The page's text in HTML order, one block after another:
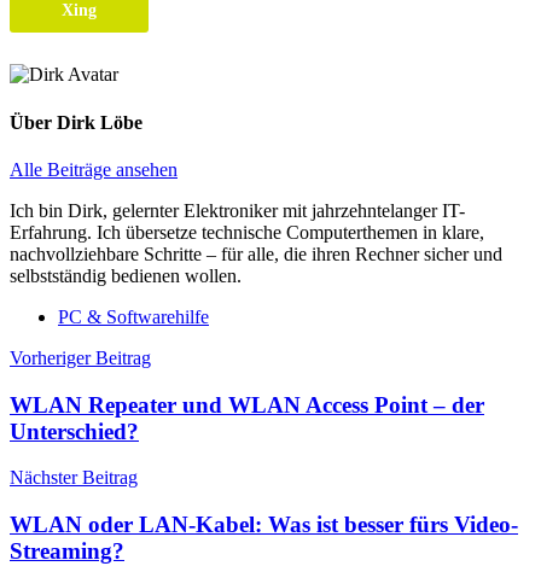
Xing
Über Dirk Löbe
Alle Beiträge ansehen
Ich bin Dirk, gelernter Elektroniker mit jahrzehntelanger IT-
Erfahrung. Ich übersetze technische Computerthemen in klare,
nachvollziehbare Schritte – für alle, die ihren Rechner sicher und
selbstständig bedienen wollen.
PC & Softwarehilfe
Beitragsnavigation
Vorheriger Beitrag
WLAN Repeater und WLAN Access Point – der
Unterschied?
Nächster Beitrag
WLAN oder LAN-Kabel: Was ist besser fürs Video-
Streaming?